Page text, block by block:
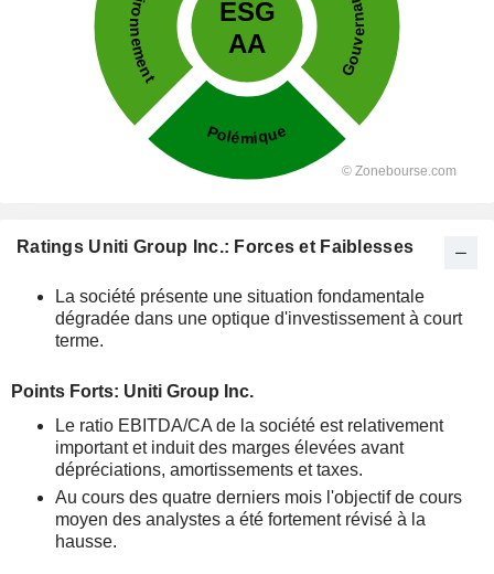
Ratings Uniti Group Inc.: Forces et Faiblesses
La société présente une situation fondamentale
dégradée dans une optique d'investissement à court
terme.
Points Forts: Uniti Group Inc.
Le ratio EBITDA/CA de la société est relativement
important et induit des marges élevées avant
dépréciations, amortissements et taxes.
Au cours des quatre derniers mois l'objectif de cours
moyen des analystes a été fortement révisé à la
hausse.